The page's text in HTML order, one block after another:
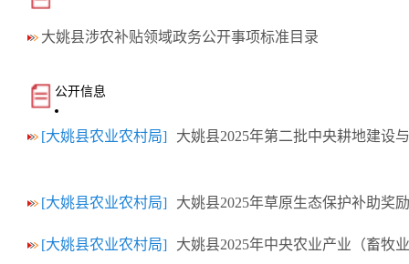
大姚县涉农补贴领域政务公开事项标准目录
公开信息
[大姚县农业农村局] 大姚县2025年第二批中央耕地建
[大姚县农业农村局] 大姚县2025年草原生态保护补助奖
[大姚县农业农村局] 大姚县2025年中央农业产业（畜牧